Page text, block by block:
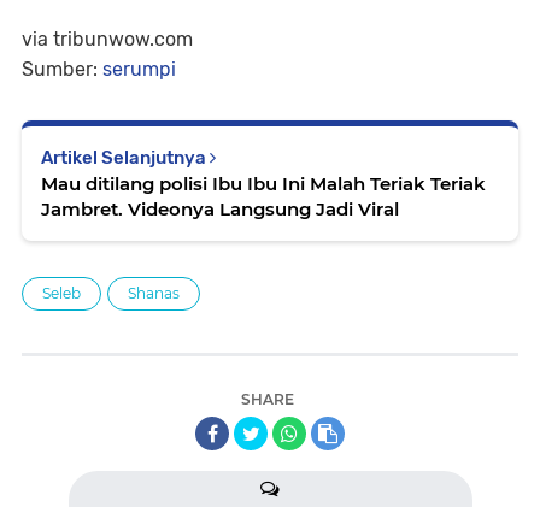
via tribunwow.com
Sumber: serumpi
Artikel Selanjutnya
Mau ditilang polisi Ibu Ibu Ini Malah Teriak Teriak
Jambret. Videonya Langsung Jadi Viral
Seleb Shanas
SHARE